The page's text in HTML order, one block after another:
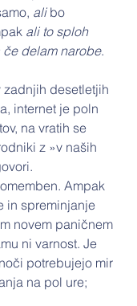
ali bo
ali to sploh
če delam narobe.
zadnjih desetletjih
internet je poln
na vratih se
z »v naših
Ampak
in spreminjanje
novem paničnem
ni varnost. Je
potrebujejo mir
na pol ure;